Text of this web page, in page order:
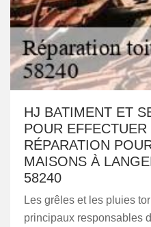
HJ BATIMENT ET
POUR
RÉPARATION
MAISONS À
58240
Les grêles et les pluies
principaux responsables